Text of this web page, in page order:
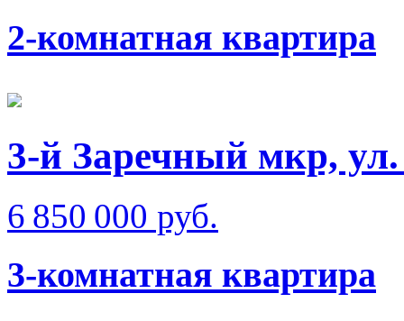
2-комнатная квартира
3-й Заречный мкр,
6 850 000 руб.
3-комнатная квартира